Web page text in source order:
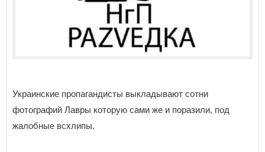
Украинские пропагандисты выкладывают сотни
фотографий Лавры которую сами же и поразили, под
жалобные всхлипы.